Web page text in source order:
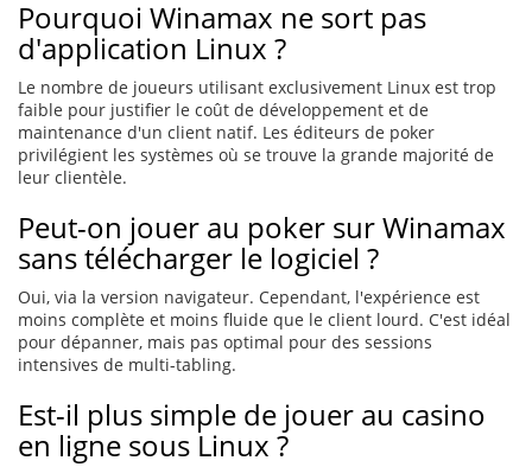
Pourquoi Winamax ne sort pas
d'application Linux ?
Le nombre de joueurs utilisant exclusivement Linux est trop
faible pour justifier le coût de développement et de
maintenance d'un client natif. Les éditeurs de poker
privilégient les systèmes où se trouve la grande majorité de
leur clientèle.
Peut-on jouer au poker sur Winamax
sans télécharger le logiciel ?
Oui, via la version navigateur. Cependant, l'expérience est
moins complète et moins fluide que le client lourd. C'est idéal
pour dépanner, mais pas optimal pour des sessions
intensives de multi-tabling.
Est-il plus simple de jouer au casino
en ligne sous Linux ?